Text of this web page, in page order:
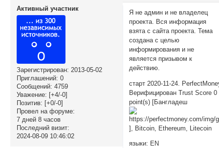
Активный участник
Зарегистрирован: 2013-05-02
Приглашений: 0
Сообщений: 4759
Уважение: [+4/-0]
Позитив: [+0/-0]
Провел на форуме:
7 дней 8 часов
Последний визит:
2024-08-09 10:46:02
Я не админ и не владелец
проекта. Вся информация
взята с сайта проекта. Тема
создана с целью
информирования и не
является призывом к
действию.
старт 2020-11-24.
Верифицирован Trust Score 0
point(s) [Бангладеш
], Bitcoin, Ethereum, Litecoin
языки: EN